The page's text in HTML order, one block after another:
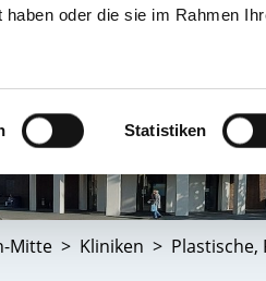
oder die sie im Rahmen
Statistiken
Mitte Kliniken